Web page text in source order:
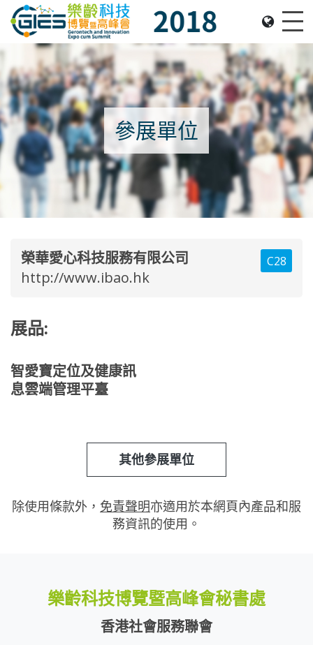
Date: Expo: 22-25 November 2018, Venue: Hall 1A-
參展單位
C28
榮華愛心科技服務有限公司
http://www.ibao.hk
展品:
智愛寶定位及健康訊
息雲端管理平臺
其他參展單位
除使用條款外， 免責聲明亦適用於本網頁內產品和服
務資訊的使用。
樂齡科技博覽暨高峰會秘書處
香港社會服務聯會